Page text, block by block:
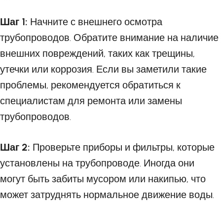
Шаг 1: Начните с внешнего осмотра
трубопроводов. Обратите внимание на наличие
внешних повреждений, таких как трещины,
утечки или коррозия. Если вы заметили такие
проблемы, рекомендуется обратиться к
специалистам для ремонта или замены
трубопроводов.
Шаг 2: Проверьте приборы и фильтры, которые
установлены на трубопроводе. Иногда они
могут быть забиты мусором или накипью, что
может затруднять нормальное движение воды.